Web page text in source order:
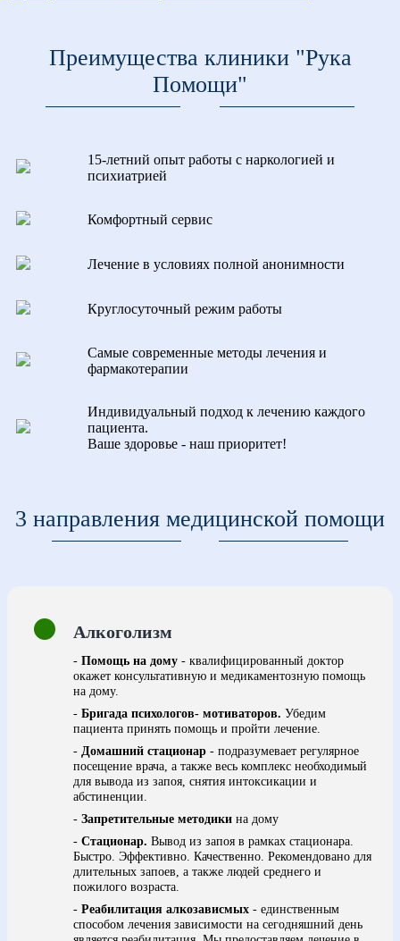
Преимущества клиники "Рука
Помощи"
15-летний опыт работы с наркологией и
психиатрией
Комфортный сервис
Лечение в условиях полной анонимности
Круглосуточный режим работы
Самые современные методы лечения и
фармакотерапии
Индивидуальный подход к лечению каждого
пациента.
Ваше здоровье - наш приоритет!
3 направления медицинской помощи
Алкоголизм
- Помощь на дому - квалифицированный доктор
окажет консультативную и медикаментозную помощь
на дому.
- Бригада психологов- мотиваторов. Убедим
пациента принять помощь и пройти лечение.
- Домашний стационар - подразумевает регулярное
посещение врача, а также весь комплекс необходимый
для вывода из запоя, снятия интоксикации и
абстиненции.
- Запретительные методики на дому
- Стационар. Вывод из запоя в рамках стационара.
Быстро. Эффективно. Качественно. Рекомендовано для
длительных запоев, а также людей среднего и
пожилого возраста.
- Реабилитация алкозависмых - единственным
способом лечения зависимости на сегодняшний день